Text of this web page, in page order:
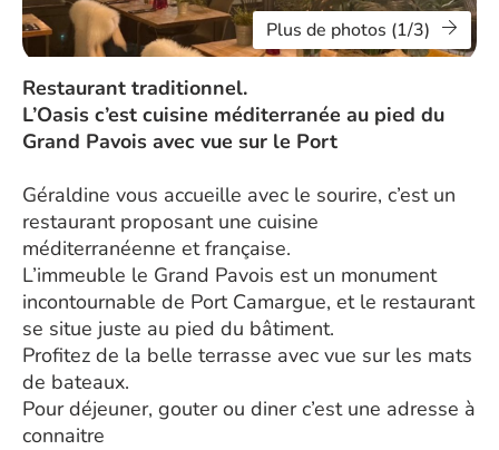
Plus de photos (1/3)
Restaurant traditionnel.
L’Oasis c’est cuisine méditerranée au pied du
Grand Pavois avec vue sur le Port
Géraldine vous accueille avec le sourire, c’est un
restaurant proposant une cuisine
méditerranéenne et française.
L’immeuble le Grand Pavois est un monument
incontournable de Port Camargue, et le restaurant
se situe juste au pied du bâtiment.
Profitez de la belle terrasse avec vue sur les mats
de bateaux.
Pour déjeuner, gouter ou diner c’est une adresse à
connaitre